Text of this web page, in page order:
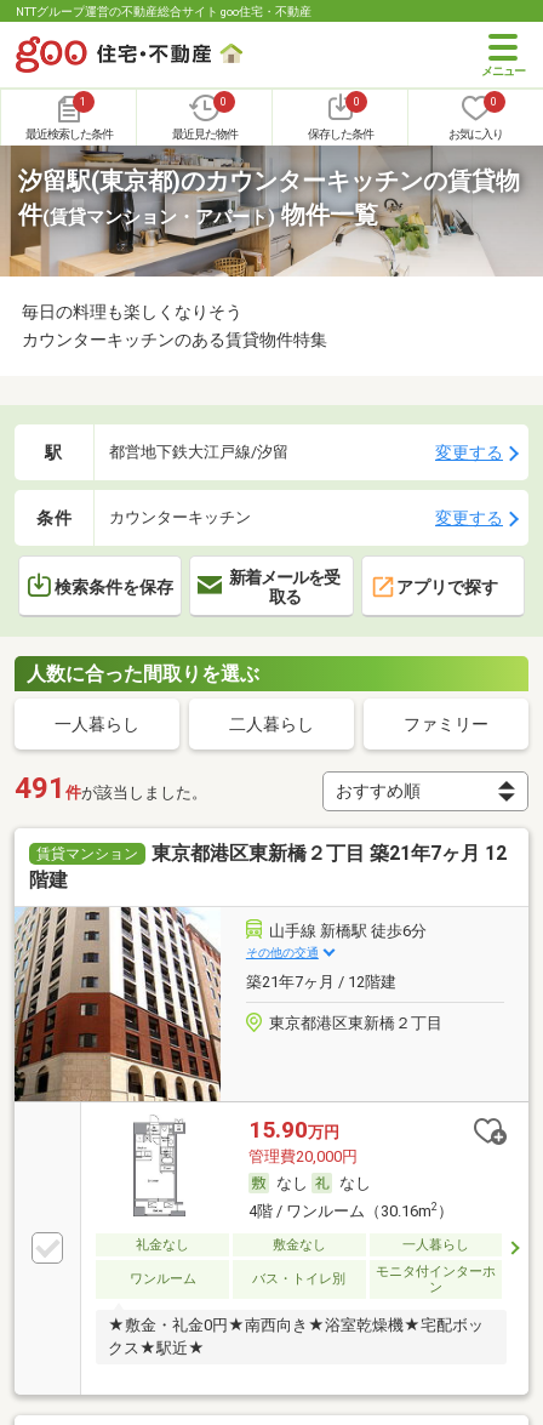
NTTグループ運営の不動産総合サイト goo住宅・不動産
1
最近検索した条件
0
最近見た物件
0
保存した条件
0
お気に入り
汐留駅(東京都)のカウンターキッチンの賃貸物
件(賃貸マンション・アパート)物件一覧
毎日の料理も楽しくなりそう
カウンターキッチンのある賃貸物件特集
駅 都営地下鉄大江戸線/汐留 変更する
条件 カウンターキッチン 変更する
検索条件を保存
新着メールを受
取る
アプリで探す
人数に合った間取りを選ぶ
一人暮らし 二人暮らし ファミリー
491 件が該当しました。
賃貸マンション
東京都港区東新橋２丁目 築21年7ヶ月 12
階建
山手線 新橋駅 徒歩6分
その他の交通
築21年7ヶ月 / 12階建
東京都港区東新橋２丁目
15.90万円
管理費20,000円
なし
なし
4階 / ワンルーム（30.16m2）
礼金なし 敷金なし 一人暮らし
ワンルーム バス・トイレ別
モニタ付インターホ
ン
★敷金・礼金0円★南西向き★浴室乾燥機★宅配ボッ
クス★駅近★